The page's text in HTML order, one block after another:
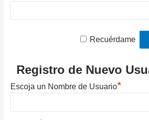
Recuérdame
Registro de Nuevo
Escoja un Nombre de Usuario*